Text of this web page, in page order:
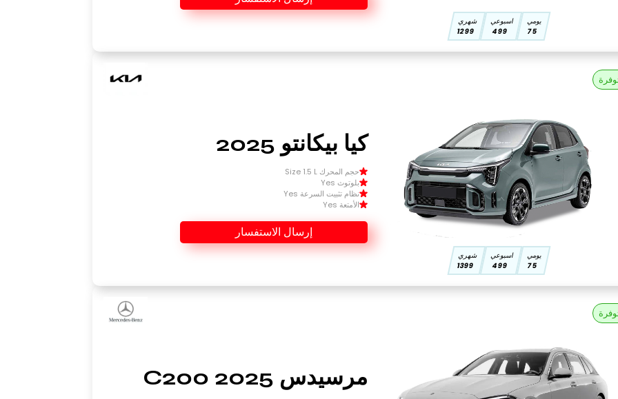
يومي
75
اسبوعي
499
شهري
1299
يومي
75
اسبوعي
499
شهري
1399
كيا بيكانتو 2025
حجم المحرك Size 1.5 L
بلوتوث Yes
نظام تثبيت السرعة Yes
الأمتعة Yes
إرسال الاستفسار
مرسيدس C200 2025